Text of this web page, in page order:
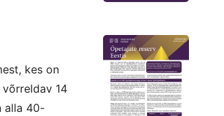
kes on
14
alla 40-